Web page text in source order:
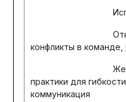
конфликты в команде,
практики для
коммуникация